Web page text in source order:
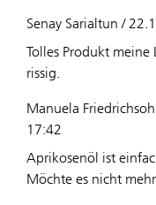
Senay Sarialtun /
Tolles Produkt
rissig.
Manuela
17:42
Aprikosenöl ist
Möchte es nicht